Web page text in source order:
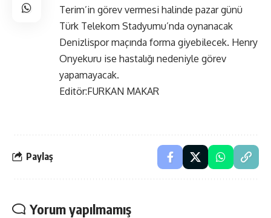
Terim’in görev vermesi halinde pazar günü
Türk Telekom Stadyumu’nda oynanacak
Denizlispor maçında forma giyebilecek. Henry
Onyekuru ise hastalığı nedeniyle görev
yapamayacak.
Editör:FURKAN MAKAR
Paylaş
Yorum yapılmamış